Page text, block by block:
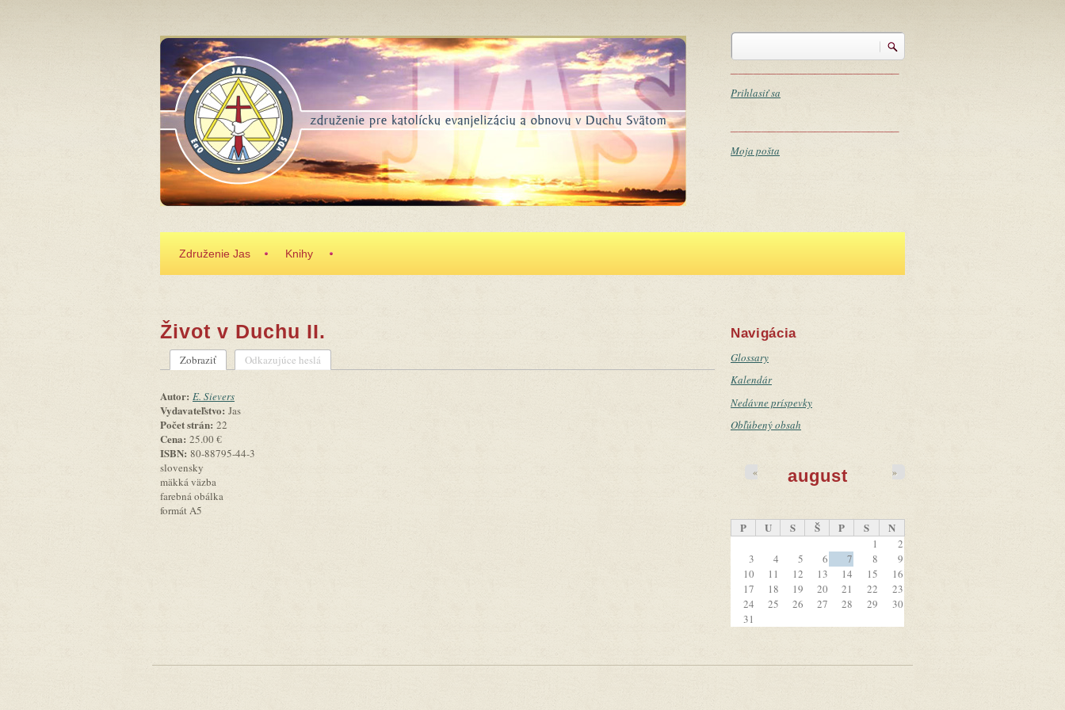
Vyhľadávanie
Prihlasiť sa
Moja pošta
Združenie Jas Knihy
Život v Duchu II.
Zobraziť (aktívna karta)
Odkazujúce heslá
Autor: E. Sievers
Vydavateľstvo: Jas
Počet strán: 22
Cena: 25.00 €
ISBN: 80-88795-44-3
slovensky
mäkká väzba
farebná obálka
formát A5
Navigácia
Glossary
Kalendár
Nedávne príspevky
Obľúbený obsah
august
« »
P U S Š P S N
1
2
3
4 5 6 7 8
9
10
11 12 13 14 15
16
17
18 19 20 21 22
23
24
25 26 27 28 29
30
31